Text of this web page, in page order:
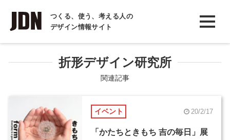
つくる、使う、考える人の
デザイン情報サイト
INTERVIEW
インタビュー
REPORT
コラム
折形デザイン研究所
関連記事
イベント 20/2/17
「かたちときもち 吉の毎日」展